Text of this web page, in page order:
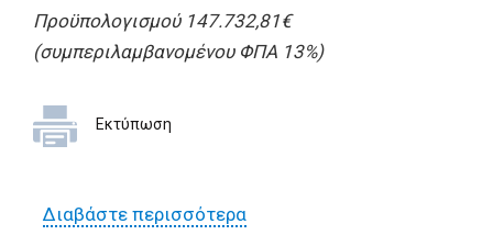
Προϋπολογισμού 147.732,81€
(συμπεριλαμβανομένου ΦΠΑ 13%)
Εκτύπωση
Διαβάστε περισσότεραγια ΔΙΑΚΗΡΥΞΗ ΑΝΟΙΚΤΟΥ